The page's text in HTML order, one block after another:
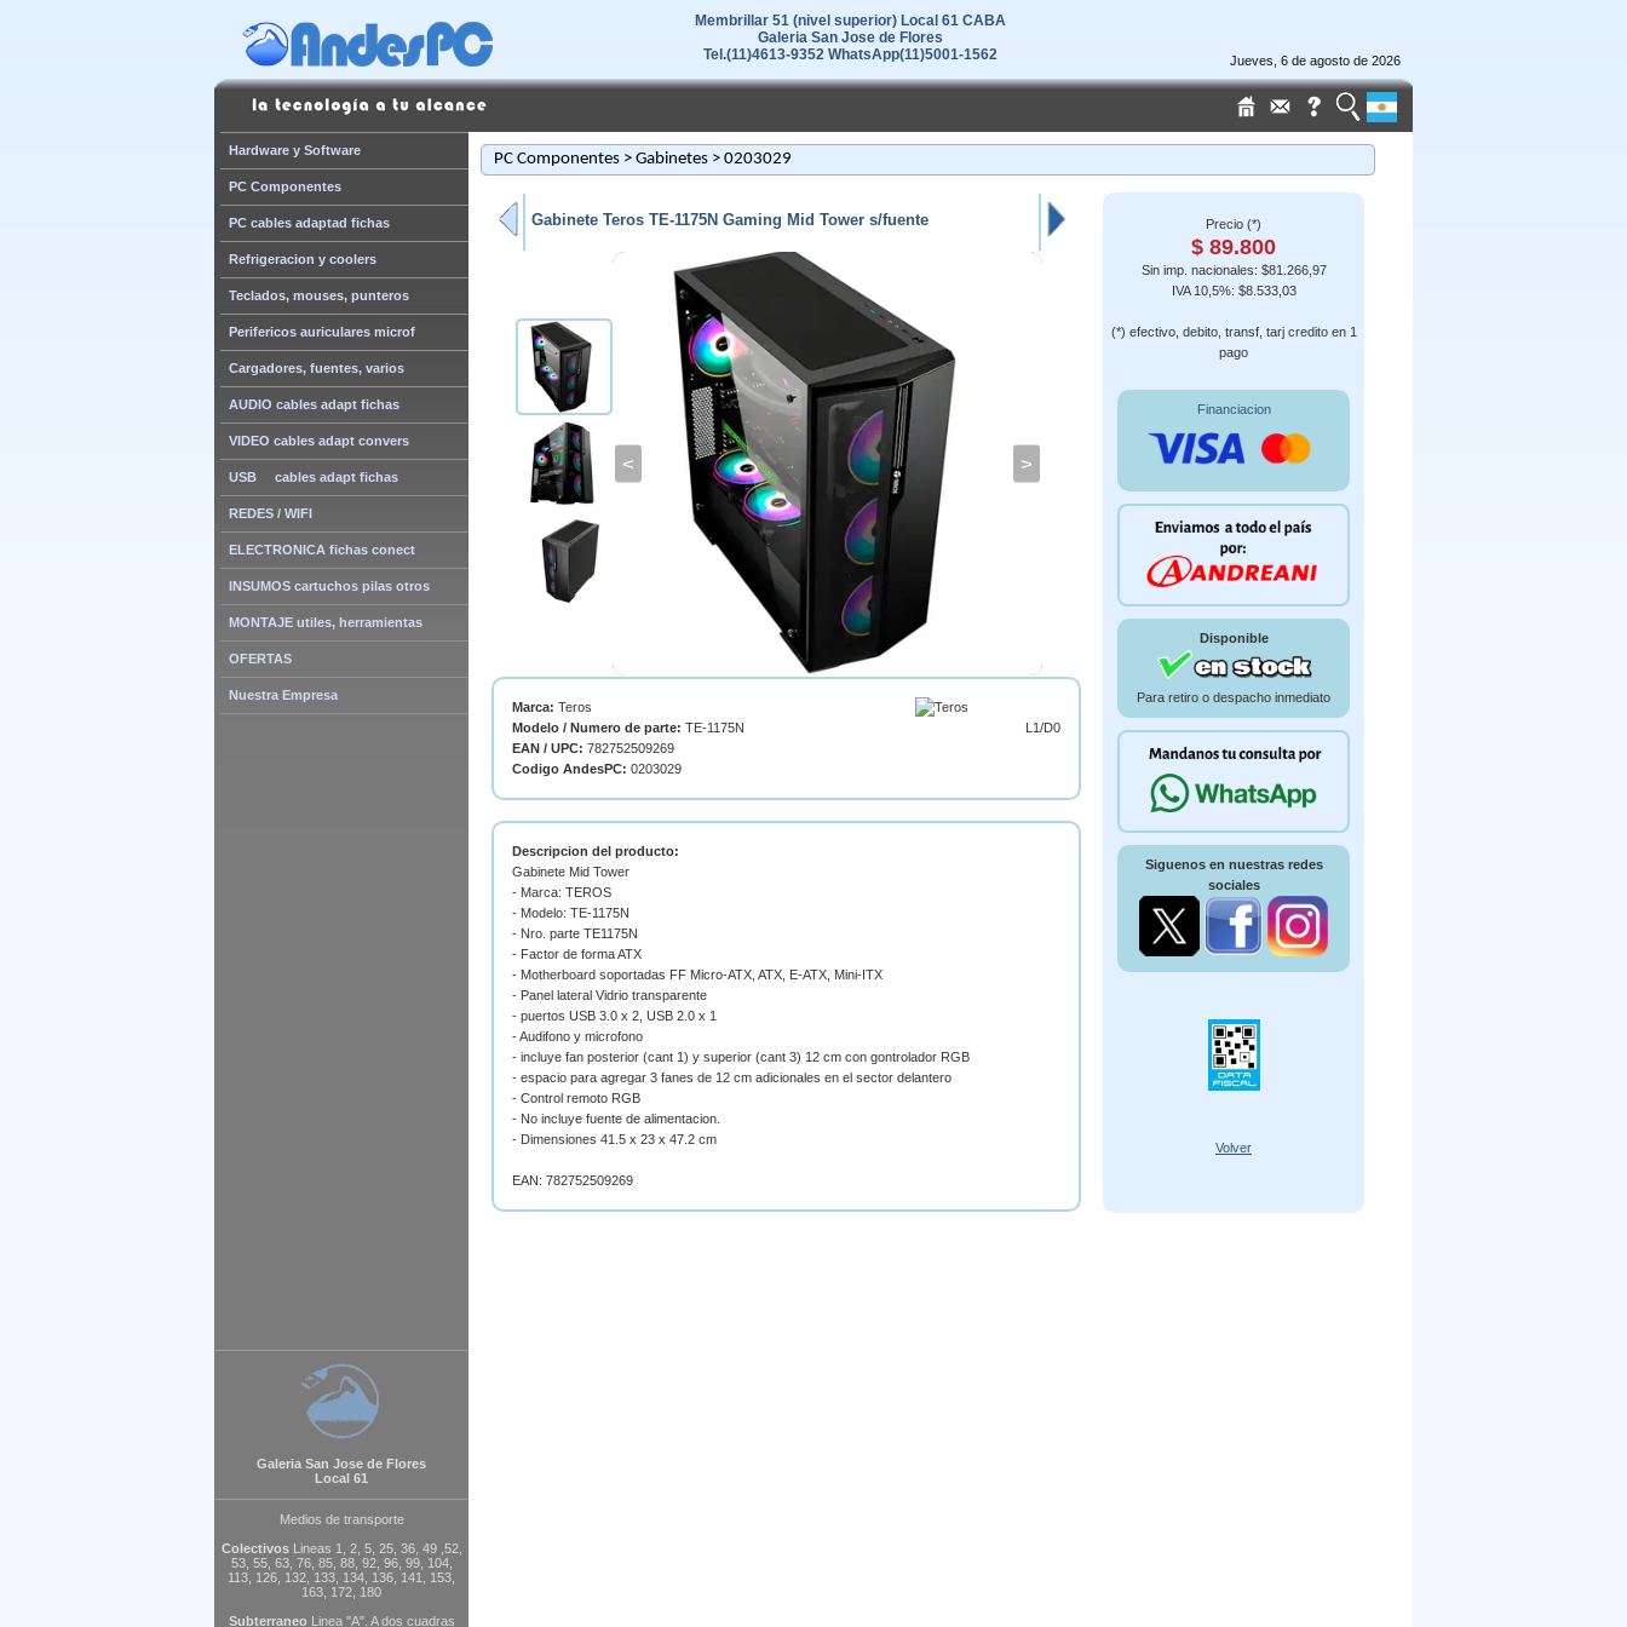
Jueves, 6 de agosto de 2026
Membrillar 51 (nivel superior) Local 61 CABA
Galeria San Jose de Flores
Tel.(11)4613-9352 WhatsApp(11)5001-1562
Hardware y Software
PC Componentes
PC cables adaptad fichas
Refrigeracion y coolers
Teclados, mouses, punteros
Perifericos auriculares microf
Cargadores, fuentes, varios
AUDIO cables adapt fichas
VIDEO cables adapt convers
USB cables adapt fichas
REDES / WIFI
ELECTRONICA fichas conect
INSUMOS cartuchos pilas otros
MONTAJE utiles, herramientas
OFERTAS
Nuestra Empresa
Galeria San Jose de Flores
Local 61
Medios de transporte
ColectivosLineas 1, 2, 5, 25, 36, 49 ,52,
53, 55, 63, 76, 85, 88, 92, 96, 99, 104,
113, 126, 132, 133, 134, 136, 141, 153,
163, 172, 180
Subterraneo Linea "A". A dos cuadras
PC Componentes > Gabinetes > 0203029
Gabinete Teros TE-1175N Gaming Mid Tower s/fuente
< >
L1/D0
Marca: Teros
Modelo / Numero de parte: TE-1175N
EAN / UPC: 782752509269
Codigo AndesPC: 0203029
Descripcion del producto:
Gabinete Mid Tower
- Marca: TEROS
- Modelo: TE-1175N
- Nro. parte TE1175N
- Factor de forma ATX
- Motherboard soportadas FF Micro-ATX, ATX, E-ATX, Mini-ITX
- Panel lateral Vidrio transparente
- puertos USB 3.0 x 2, USB 2.0 x 1
- Audifono y microfono
- incluye fan posterior (cant 1) y superior (cant 3) 12 cm con gontrolador RGB
- espacio para agregar 3 fanes de 12 cm adicionales en el sector delantero
- Control remoto RGB
- No incluye fuente de alimentacion.
- Dimensiones 41.5 x 23 x 47.2 cm
EAN: 782752509269
Precio (*)
$ 89.800
Sin imp. nacionales: $81.266,97
IVA 10,5%: $8.533,03
(*) efectivo, debito, transf, tarj credito en 1
pago
Financiacion
Disponible
Para retiro o despacho inmediato
Siguenos en nuestras redes
sociales
Volver